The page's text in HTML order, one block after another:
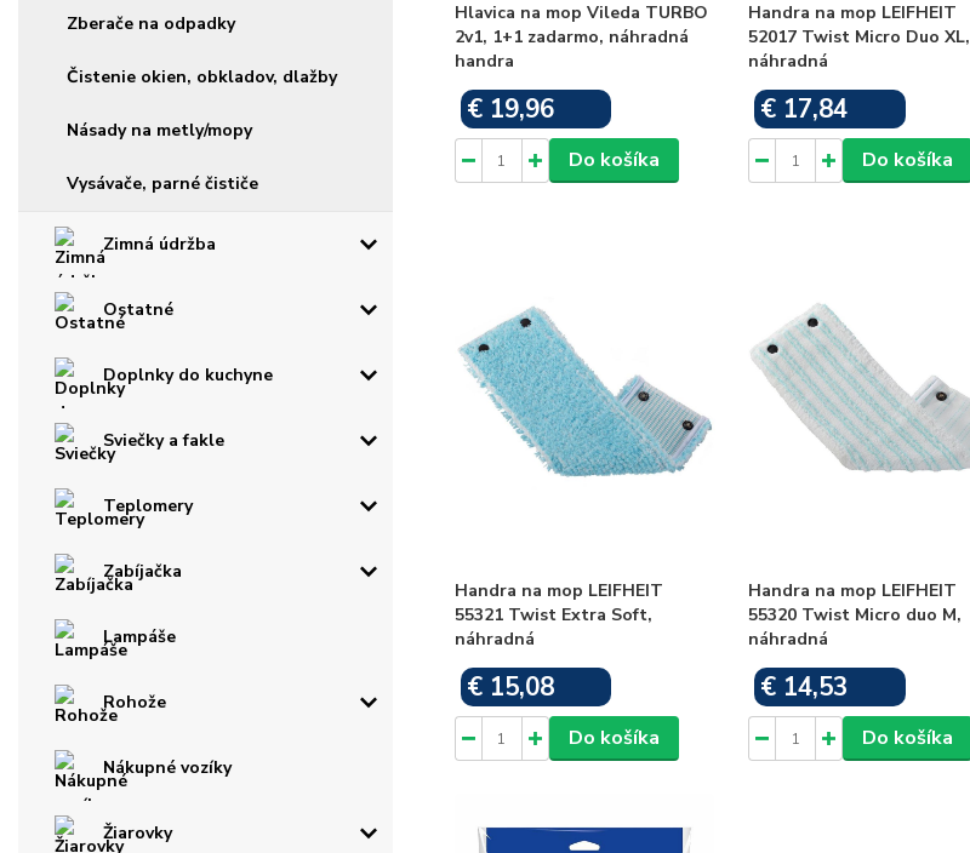
Zberače na odpadky
Čistenie okien, obkladov, dlažby
Násady na metly/mopy
Vysávače, parné čističe
Zimná údržba
Ostatné
Doplnky do kuchyne
Sviečky a fakle
Teplomery
Zabíjačka
Lampáše
Rohože
Nákupné vozíky
Žiarovky
Hlavica na mop Vileda TURBO
2v1, 1+1 zadarmo, náhradná
handra
€ 19,96
Do košíka
Handra na mop LEIFHEIT
52017 Twist Micro Duo XL,
náhradná
€ 17,84
Do košíka
Handra na mop LEIFHEIT
55321 Twist Extra Soft,
náhradná
€ 15,08
Do košíka
Handra na mop LEIFHEIT
55320 Twist Micro duo M,
náhradná
€ 14,53
Do košíka